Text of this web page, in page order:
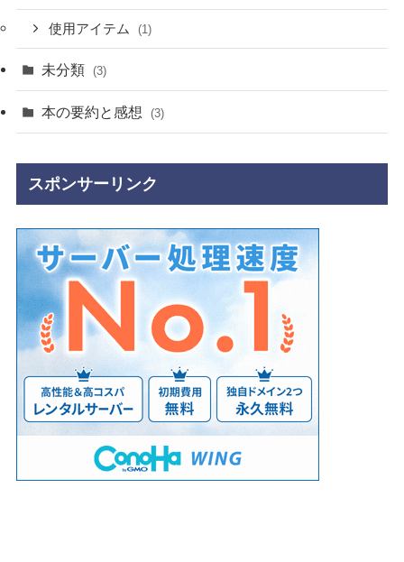
使用アイテム (1)
未分類 (3)
本の要約と感想 (3)
スポンサーリンク